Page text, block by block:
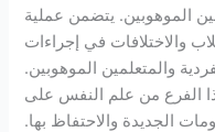
الموهوبين. يتضمن عملية
والاختلافات في إجراءات
والمتعلمين الموهوبين.
الفرع من علم النفس على
الجديدة والاحتفاظ بها.